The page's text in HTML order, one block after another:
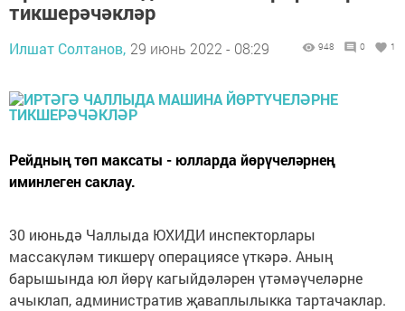
тикшерәчәкләр
Илшат Солтанов, 29 июнь 2022 - 08:29 948 0 1
Рейдның төп максаты - юлларда йөрүчеләрнең
иминлеген саклау.
30 июньдә Чаллыда ЮХИДИ инспекторлары
массакүләм тикшерү операциясе үткәрә. Аның
барышында юл йөрү кагыйдәләрен үтәмәүчеләрне
ачыклап, административ җаваплылыкка тартачаклар.